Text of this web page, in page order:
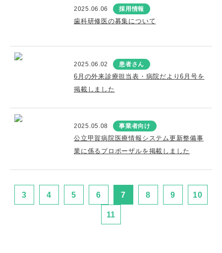
2025.06.06 採用情報
歯科研修医の募集について
2025.06.02 患者さん
6月の外来診療担当表・病院だより6月号を
掲載しました
2025.05.08 事業者向け
公立甲賀病院医療情報システム更新整備事
業に係るプロポーザルを掲載しました
3 4 5 6 7 8 9 10
11